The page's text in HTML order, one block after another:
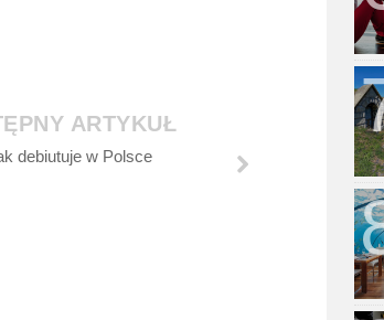
ARTYKUŁ
debiutuje w Polsce